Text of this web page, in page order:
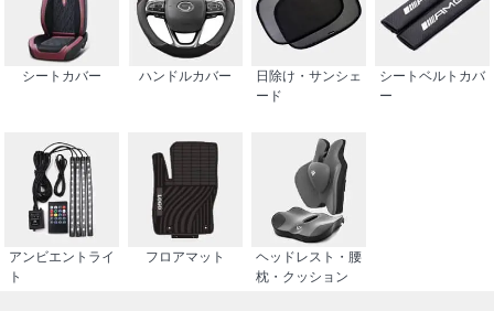
シートカバー ハンドルカバー
日除け・サンシェ
ード
シートベルトカバ
ー
アンビエントライ
ト
フロアマット
ヘッドレスト・腰
枕・クッション